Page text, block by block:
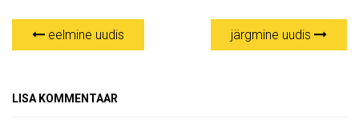
eelmine uudis järgmine uudis
LISA KOMMENTAAR